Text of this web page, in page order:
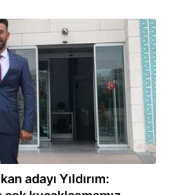
adayı Yıldırım: